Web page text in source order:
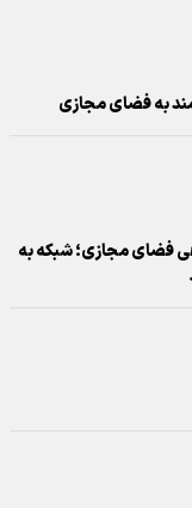
به فضای مجازی
فضای مجازی؛ شبکه به